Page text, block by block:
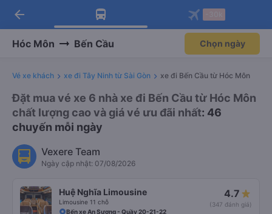
Tải app Vexere ngay!
Nhận ưu đãi thành viên độc
Mở app
Tải app Vexere
-30k/ghế khi đặt vé máy bay qua
Mở app
arrow_back
Hóc Môn Bến Cầu Chọn ngày
Vé xe khách xe đi Tây Ninh từ Sài Gòn xe đi Bến Cầu từ Hóc Môn
Đặt mua vé xe 6 nhà xe đi Bến Cầu từ Hóc Môn
chất lượng cao và giá vé ưu đãi nhất: 46
chuyến mỗi ngày
Vexere Team
Ngày cập nhật: 07/08/2026
Huệ Nghĩa Limousine
Limousine 11 chỗ
4.7
(347 đánh giá)
Bến xe An Sương - Quầy 20-21-22